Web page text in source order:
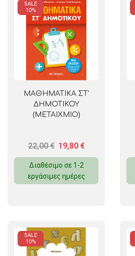
SALE
10%
ΜΑΘΗΜΑΤΙΚΑ ΣΤ’
ΔΗΜΟΤΙΚΟΥ
(ΜΕΤΑΙΧΜΙΟ)
22,00€ 19,80 €
Διαθέσιμο σε 1-2
εργάσιμες ημέρες
SALE
10%